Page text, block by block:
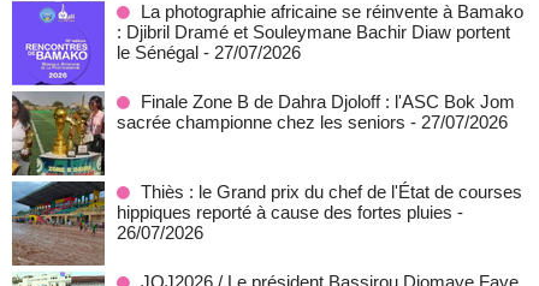
La photographie africaine se réinvente à Bamako
: Djibril Dramé et Souleymane Bachir Diaw portent
le Sénégal - 27/07/2026
Finale Zone B de Dahra Djoloff : l'ASC Bok Jom
sacrée championne chez les seniors - 27/07/2026
Thiès : le Grand prix du chef de l'État de courses
hippiques reporté à cause des fortes pluies -
26/07/2026
JOJ2026 / Le président Bassirou Diomaye Faye